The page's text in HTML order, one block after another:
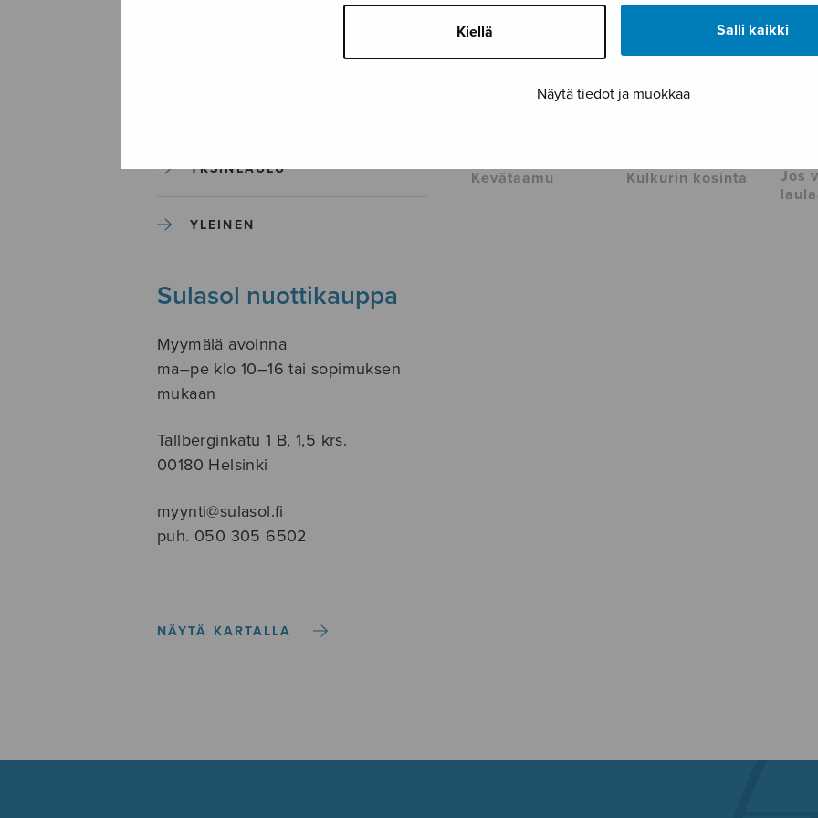
Kiellä Salli kaikki
Näytä tiedot ja muokkaa
SOITINKOULUT JA OPPAAT
YKSINLAULU
YLEINEN
Sulasol nuottikauppa
Myymälä avoinna
ma–pe klo 10–16 tai sopimuksen
mukaan
Tallberginkatu 1 B, 1,5 krs.
00180 Helsinki
myynti@sulasol.fi
puh. 050 305 6502
NÄYTÄ KARTALLA
Kevätaamu Kulkurin kosinta
Jos